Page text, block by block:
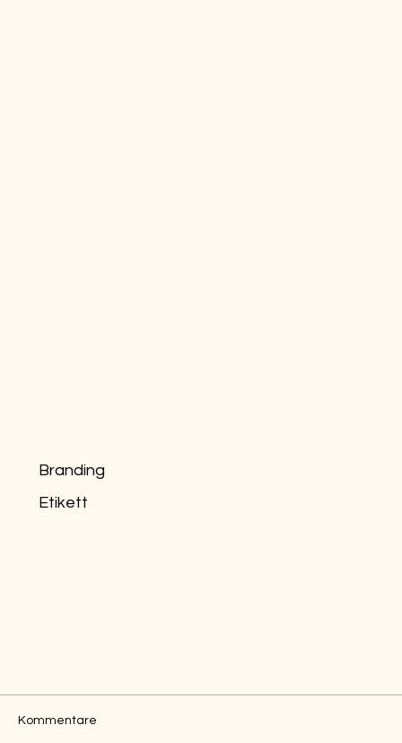
Branding
Etikett
Kommentare